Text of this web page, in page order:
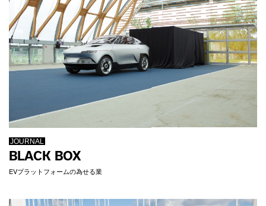
JOURNAL
BLACK BOX
EVプラットフォームの為せる業